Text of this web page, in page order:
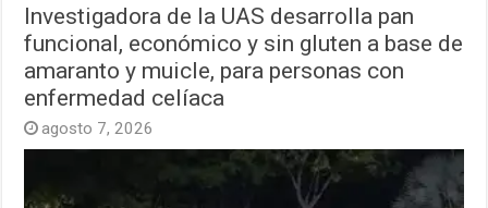
Investigadora de la UAS desarrolla pan
funcional, económico y sin gluten a base de
amaranto y muicle, para personas con
enfermedad celíaca
agosto 7, 2026